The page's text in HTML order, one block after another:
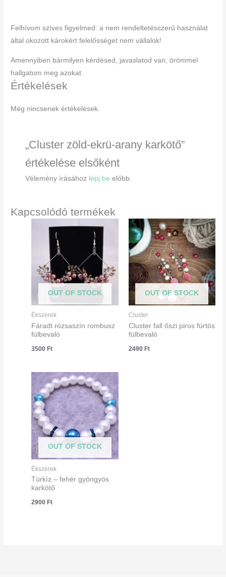
Felhívom szíves figyelmed: a nem rendeltetésszerű használat
által okozott károkért felelősséget nem vállalok!
Amennyiben bármilyen kérdésed, javaslatod van, örömmel
hallgatom meg azokat.
Értékelések
Még nincsenek értékelések.
„Cluster zöld-ekrü-arany karkötő”
értékelése elsőként
Vélemény írásához lépj be előbb.
Kapcsolódó termékek
OUT OF STOCK
Ékszerek
Fáradt rózsaszín rombusz
fülbevaló
3500 Ft
OUT OF STOCK
Cluster
Cluster fall őszi piros fürtös
fülbevaló
2490 Ft
OUT OF STOCK
Ékszerek
Türkíz – fehér gyöngyös
karkötő
2900 Ft